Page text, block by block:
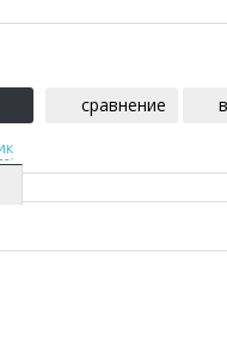
сравнение